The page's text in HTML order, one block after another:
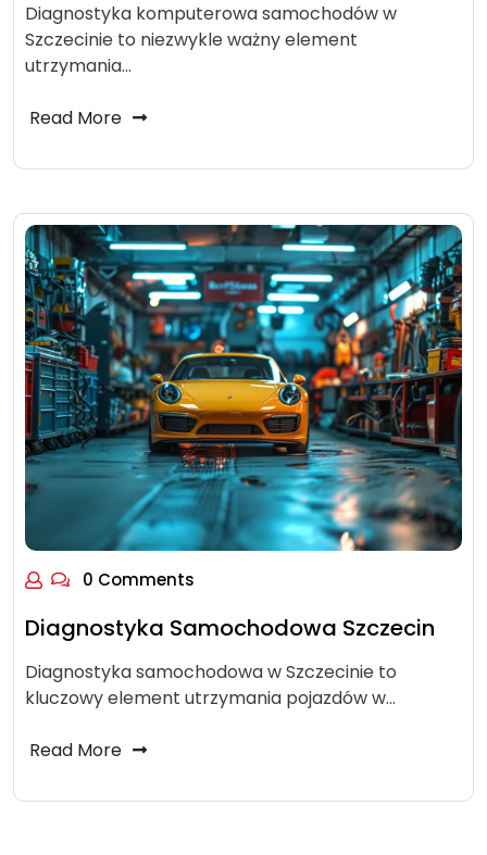
Diagnostyka komputerowa samochodów w
Szczecinie to niezwykle ważny element
utrzymania…
Read More
0 Comments
Diagnostyka Samochodowa Szczecin
Diagnostyka samochodowa w Szczecinie to
kluczowy element utrzymania pojazdów w…
Read More